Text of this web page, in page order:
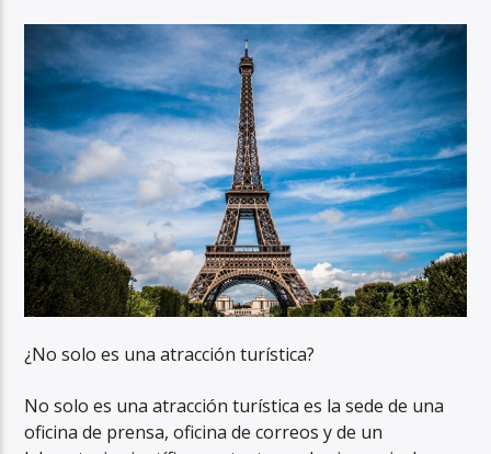
¿No solo es una atracción turística?
No solo es una atracción turística es la sede de una
oficina de prensa, oficina de correos y de un